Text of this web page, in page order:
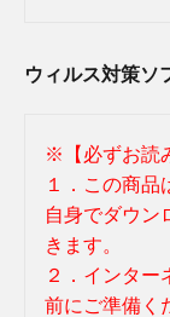
ウィルス対策ソ
※【必ずお読
１．この商品
自身でダウン
きます。
２．インター
前にご準備く